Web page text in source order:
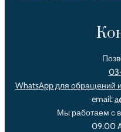
WhatsApp для обращений
email:
Мы работаем с
09.00